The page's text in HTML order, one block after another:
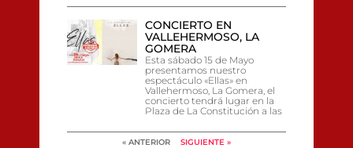
CONCIERTO EN
VALLEHERMOSO, LA
GOMERA
Esta sábado 15 de Mayo
presentamos nuestro
espectáculo «Ellas» en
Vallehermoso, La Gomera, el
concierto tendrá lugar en la
Plaza de La Constitución a las
« ANTERIOR SIGUIENTE »